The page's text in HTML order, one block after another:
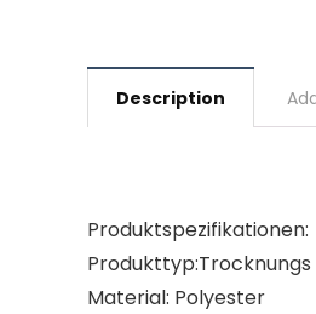
Description
Produktspezifikationen:
Produkttyp:Trocknungs
Material: Polyester